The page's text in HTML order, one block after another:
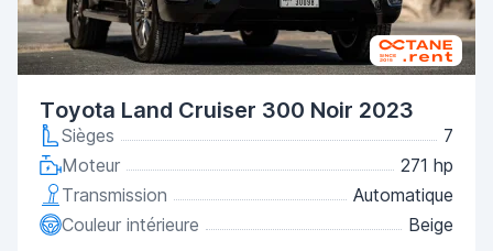
Toyota Land Cruiser 300 Noir 2023
Sièges
7
Moteur
271 hp
Transmission
Automatique
Couleur intérieure
Beige